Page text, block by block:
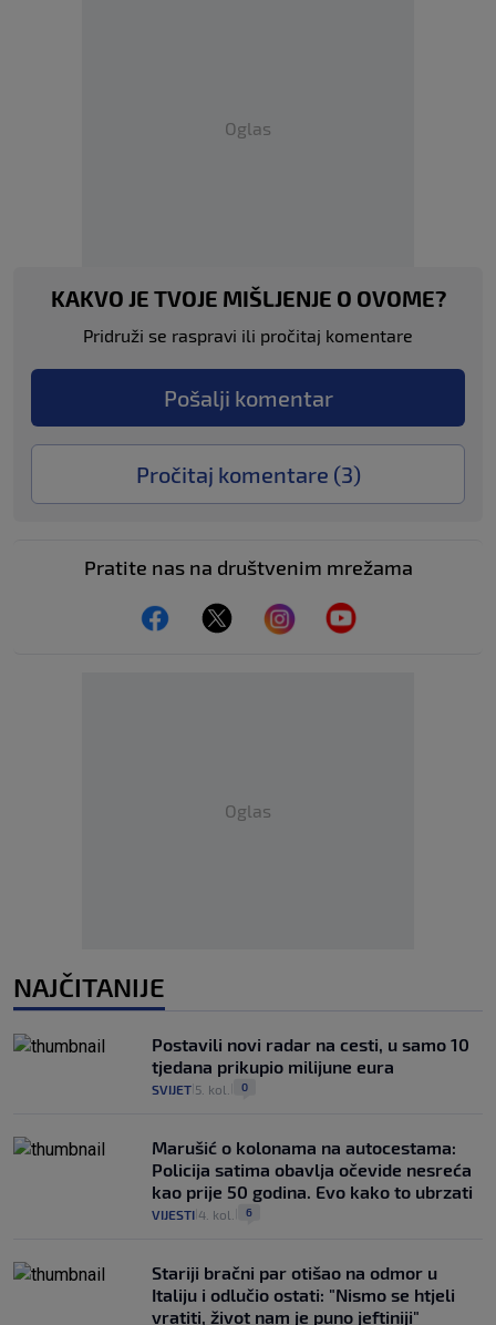
Oglas
KAKVO JE TVOJE MIŠLJENJE O OVOME?
Pridruži se raspravi ili pročitaj komentare
Pošalji komentar
Pročitaj komentare (3)
Pratite nas na društvenim mrežama
Oglas
NAJČITANIJE
Postavili novi radar na cesti, u samo 10
tjedana prikupio milijune eura
SVIJET 5. kol. 0
Marušić o kolonama na autocestama:
Policija satima obavlja očevide nesreća
kao prije 50 godina. Evo kako to ubrzati
VIJESTI 4. kol. 6
Stariji bračni par otišao na odmor u
Italiju i odlučio ostati: "Nismo se htjeli
vratiti, život nam je puno jeftiniji"